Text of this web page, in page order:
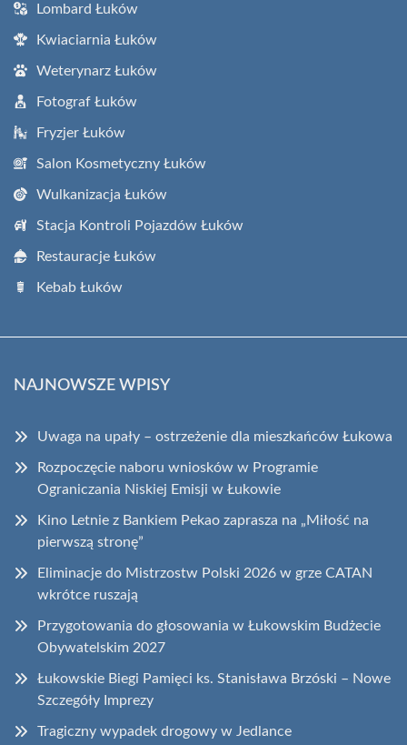
Lombard Łuków
Kwiaciarnia Łuków
Weterynarz Łuków
Fotograf Łuków
Fryzjer Łuków
Salon Kosmetyczny Łuków
Wulkanizacja Łuków
Stacja Kontroli Pojazdów Łuków
Restauracje Łuków
Kebab Łuków
NAJNOWSZE WPISY
Uwaga na upały – ostrzeżenie dla mieszkańców Łukowa
Rozpoczęcie naboru wniosków w Programie
Ograniczania Niskiej Emisji w Łukowie
Kino Letnie z Bankiem Pekao zaprasza na „Miłość na
pierwszą stronę”
Eliminacje do Mistrzostw Polski 2026 w grze CATAN
wkrótce ruszają
Przygotowania do głosowania w Łukowskim Budżecie
Obywatelskim 2027
Łukowskie Biegi Pamięci ks. Stanisława Brzóski – Nowe
Szczegóły Imprezy
Tragiczny wypadek drogowy w Jedlance